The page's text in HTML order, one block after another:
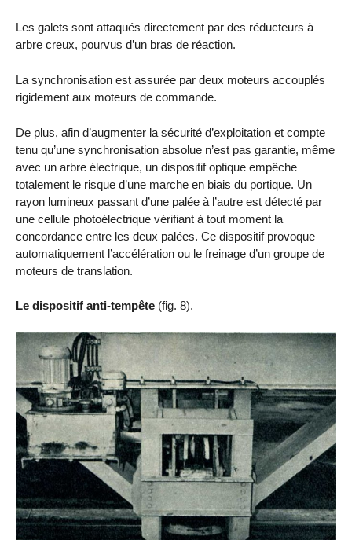
Les galets sont attaqués directement par des réducteurs à
arbre creux, pourvus d’un bras de réaction.
La synchronisation est assurée par deux moteurs accouplés
rigidement aux moteurs de commande.
De plus, afin d’augmenter la sécurité d’exploitation et compte
tenu qu’une synchronisation absolue n’est pas garantie, même
avec un arbre électrique, un dispositif optique empêche
totalement le risque d’une marche en biais du portique. Un
rayon lumineux passant d’une palée à l’autre est détecté par
une cellule photoélectrique vérifiant à tout moment la
concordance entre les deux palées. Ce dispositif provoque
automatiquement l’accélération ou le freinage d’un groupe de
moteurs de translation.
Le dispositif anti-tempête (fig. 8).